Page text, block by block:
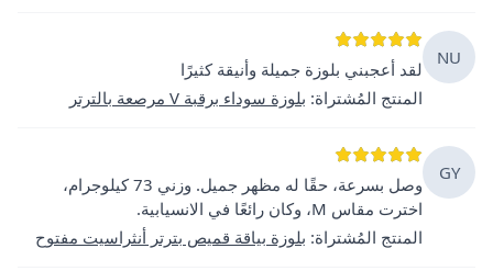
NU
لقد أعجبني بلوزة جميلة وأنيقة كثيرًا
المنتج المُشتراة: بلوزة سوداء برقبة V مرصعة بالترتر
GY
وصل بسرعة، حقًا له مظهر جميل. وزني 73 كيلوجرام،
اخترت مقاس M، وكان رائعًا في الانسيابية.
المنتج المُشتراة: بلوزة بياقة قميص بترتر أنثراسيت مفتوح